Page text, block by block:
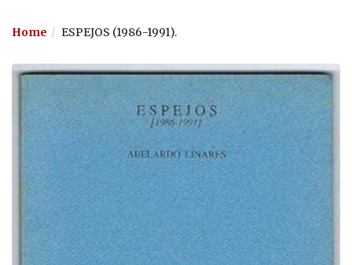
Home ESPEJOS (1986-1991).